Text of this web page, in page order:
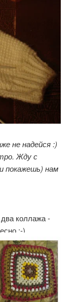
не надейся :)
Жду с
покажешь) нам
коллажа -
:-)